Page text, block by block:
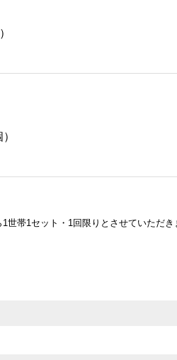
帯1セット・1回限りとさせていただき